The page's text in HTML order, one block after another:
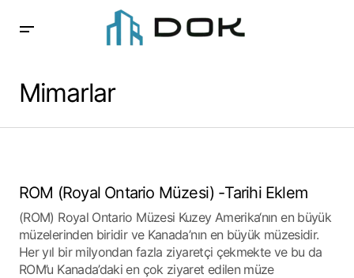
Mimarlar
ROM (Royal Ontario Müzesi) -Tarihi Eklem
(ROM) Royal Ontario Müzesi Kuzey Amerika‘nın en büyük
müzelerinden biridir ve Kanada’nın en büyük müzesidir.
Her yıl bir milyondan fazla ziyaretçi çekmekte ve bu da
ROM’u Kanada’daki en çok ziyaret edilen müze